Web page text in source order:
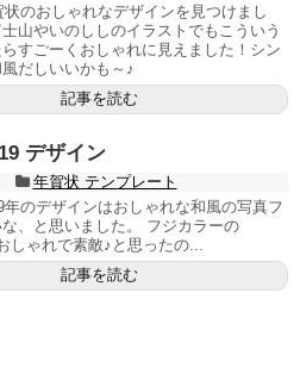
状のおしゃれなデザインを見つけまし
山やいのししのイラストでもこういう
すごーくおしゃれに見えました！シン
だしいいかも～♪
記事を読む
デザイン
年賀状 テンプレート
年のデザインはおしゃれな和風の写真フ
、と思いました。 フジカラーの
しゃれで素敵♪と思ったの...
記事を読む